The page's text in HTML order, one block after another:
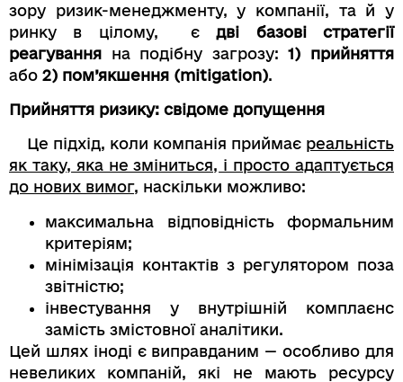
зору ризик-менеджменту, у компанії, та й у
ринку в цілому, єдві базові стратегії
реагування на подібну загрозу:1) прийняття
або 2) пом’якшення (mitigation).
Прийняття ризику: свідоме допущення
Це підхід, коли компанія приймає реальність
як таку, яка не зміниться, і просто адаптується
до нових вимог, наскільки можливо:
максимальна відповідність формальним
критеріям;
мінімізація контактів з регулятором поза
звітністю;
інвестування у внутрішній комплаєнс
замість змістовної аналітики.
Цей шлях іноді є виправданим — особливо для
невеликих компаній, які не мають ресурсу